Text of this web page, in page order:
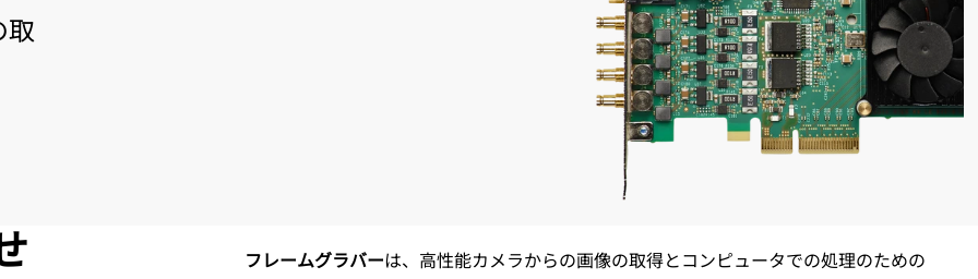
取
フレームグラバーは、高性能カメラからの画像の取得とコンピュータでの処理のための